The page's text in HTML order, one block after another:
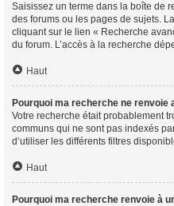
Saisissez un terme dans la boîte de
des forums ou les pages de sujets.
cliquant sur le lien « Recherche
du forum. L’accès à la recherche
Haut
Pourquoi ma recherche ne renvoie
Votre recherche était probablement
communs qui ne sont pas indexés
d’utiliser les différents filtres
Haut
Pourquoi ma recherche renvoie à